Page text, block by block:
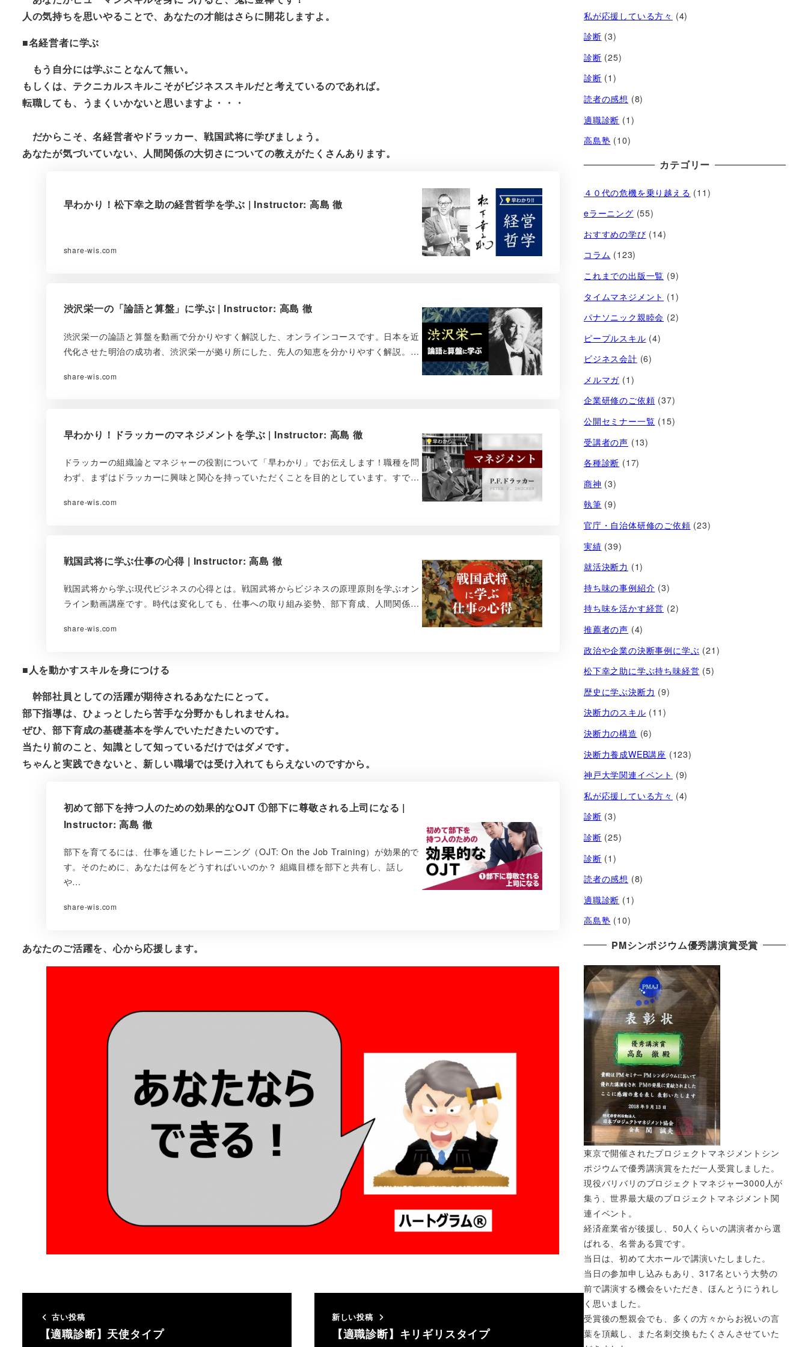
人の気持ちを思いやることで、あなたの才能はさらに開花しますよ。
■名経営者に学ぶ
もう自分には学ぶことなんて無い。
もしくは、テクニカルスキルこそがビジネススキルだと考えているのであれば。
転職しても、うまくいかないと思いますよ・・・
だからこそ、名経営者やドラッカー、戦国武将に学びましょう。
あなたが気づいていない、人間関係の大切さについての教えがたくさんあります。
早わかり！松下幸之助の経営哲学を学ぶ | Instructor: 高島 徹
share-wis.com
渋沢栄一の「論語と算盤」に学ぶ | Instructor: 高島 徹
渋沢栄一の論語と算盤を動画で分かりやすく解説した、オンラインコースです。日本を近
代化させた明治の成功者、渋沢栄一が拠り所にした、先人の知恵を分かりやすく解説。…
share-wis.com
早わかり！ドラッカーのマネジメントを学ぶ | Instructor: 高島 徹
ドラッカーの組織論とマネジャーの役割について「早わかり」でお伝えします！職種を問
わず、まずはドラッカーに興味と関心を持っていただくことを目的としています。すで…
share-wis.com
戦国武将に学ぶ仕事の心得 | Instructor: 高島 徹
戦国武将から学ぶ現代ビジネスの心得とは。戦国武将からビジネスの原理原則を学ぶオン
ライン動画講座です。時代は変化しても、仕事への取り組み姿勢、部下育成、人間関係…
share-wis.com
■人を動かすスキルを身につける
幹部社員としての活躍が期待されるあなたにとって。
部下指導は、ひょっとしたら苦手な分野かもしれませんね。
ぜひ、部下育成の基礎基本を学んでいただきたいのです。
当たり前のこと、知識として知っているだけではダメです。
ちゃんと実践できないと、新しい職場では受け入れてもらえないのですから。
初めて部下を持つ人のための効果的なOJT ①部下に尊敬される上司になる |
Instructor: 高島 徹
部下を育てるには、仕事を通じたトレーニング（OJT: On the Job Training）が効果的で
す。そのために、あなたは何をどうすればいいのか？ 組織目標を部下と共有し、話し
や…
share-wis.com
あなたのご活躍を、心から応援します。
古い投稿
【適職診断】天使タイプ
新しい投稿
【適職診断】キリギリスタイプ
私が応援している方々 (4)
診断 (3)
診断 (25)
診断 (1)
読者の感想 (8)
適職診断 (1)
高島塾 (10)
カテゴリー
４０代の危機を乗り越える (11)
eラーニング (55)
おすすめの学び (14)
コラム (123)
これまでの出版一覧 (9)
タイムマネジメント (1)
パナソニック親睦会 (2)
ピープルスキル (4)
ビジネス会計 (6)
メルマガ (1)
企業研修のご依頼 (37)
公開セミナー一覧 (15)
受講者の声 (13)
各種診断 (17)
商神 (3)
執筆 (9)
官庁・自治体研修のご依頼 (23)
実績 (39)
就活決断力 (1)
持ち味の事例紹介 (3)
持ち味を活かす経営​ (2)
推薦者の声 (4)
政治や企業の決断事例に学ぶ (21)
松下幸之助に学ぶ持ち味経営 (5)
歴史に学ぶ決断力 (9)
決断力のスキル (11)
決断力の構造 (6)
決断力養成WEB講座 (123)
神戸大学関連イベント (9)
私が応援している方々 (4)
診断 (3)
診断 (25)
診断 (1)
読者の感想 (8)
適職診断 (1)
高島塾 (10)
PMシンポジウム優秀講演賞受賞
東京で開催されたプロジェクトマネジメントシン
ポジウムで優秀講演賞をただ一人受賞しました。
現役バリバリのプロジェクトマネジャー3000人が
集う、世界最大級のプロジェクトマネジメント関
連イベント。
経済産業省が後援し、50人くらいの講演者から選
ばれる、名誉ある賞です。
当日は、初めて大ホールで講演いたしました。
当日の参加申し込みもあり、317名という大勢の
前で講演する機会をいただき、ほんとうにうれし
く思いました。
受賞後の懇親会でも、多くの方々からお祝いの言
葉を頂戴し、また名刺交換もたくさんさせていた